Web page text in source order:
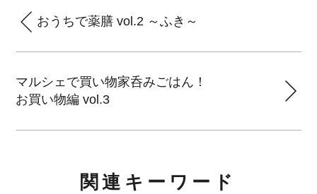
おうちで薬膳 vol.2 ～ふき～
マルシェで買い物家呑みごはん！
お買い物編 vol.3
関連キーワード